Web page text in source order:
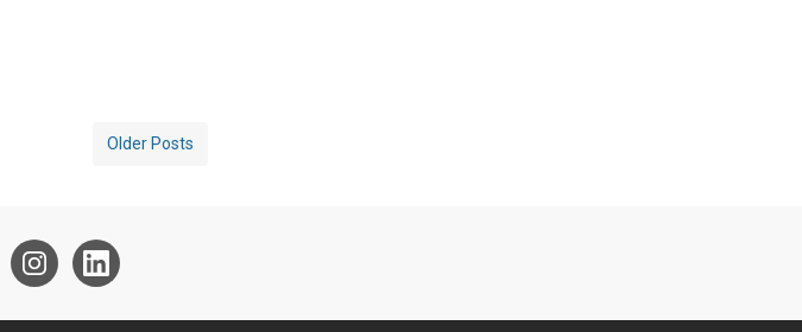
Older Posts